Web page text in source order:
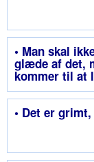
• Man skal
glæde af det,
kommer til at
• Det er